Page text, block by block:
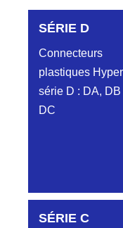
SÉRIE D
Connecteurs
plastiques
série D : DA, DB
DC
DC6122340N
D03EC612MT
SÉRIE C